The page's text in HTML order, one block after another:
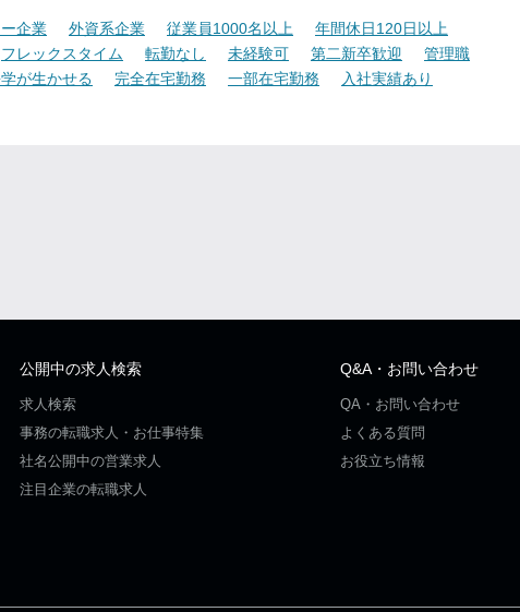
企業 外資系企業 従業員1000名以上
年間休日120日以上
フレックスタイム 転勤なし 未経験可 第二新卒歓迎
管理職
が生かせる 完全在宅勤務 一部在宅勤務
入社実績あり
公開中の求人検索
求人検索
事務の転職求人・お仕事特集
社名公開中の営業求人
注目企業の転職求人
Q&A・お問い合わせ
QA・お問い合わせ
よくある質問
お役立ち情報